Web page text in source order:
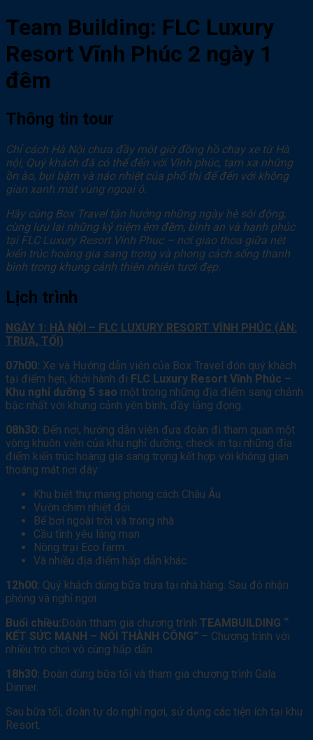
Team Building: FLC Luxury
Resort Vĩnh Phúc 2 ngày 1
đêm
Thông tin tour
Chỉ cách Hà Nội chưa đầy một giờ đồng hồ chạy xe từ Hà
nội, Quý khách đã có thể đến với Vĩnh phúc, tạm xa những
ồn ào, bụi bặm và náo nhiệt của phố thị để đến với không
gian xanh mát vùng ngoại ô.
Hãy cùng Box Travel tận hưởng những ngày hè sôi động,
cùng lưu lại những kỷ niệm êm đềm, bình an và hạnh phúc
tại FLC Luxury Resort Vinh Phuc – nơi giao thoa giữa nét
kiến trúc hoàng gia sang trọng và phong cách sống thanh
bình trong khung cảnh thiên nhiên tươi đẹp.
Lịch trình
NGÀY 1: HÀ NỘI – FLC LUXURY RESORT VĨNH PHÚC (ĂN:
TRƯA, TỐI)
07h00: Xe và Hướng dẫn viên của Box Travel đón quý khách
tại điểm hẹn, khởi hành đi FLC Luxury Resort Vĩnh Phúc –
Khu nghỉ dưỡng 5 sao một trong những địa điểm sang chảnh
bậc nhất với khung cảnh yên bình, đầy lắng đọng.
08h30: Đến nơi, hướng dẫn viên đưa đoàn đi tham quan một
vòng khuôn viên của khu nghỉ dưỡng, check in tại những địa
điểm kiến trúc hoàng gia sang trọng kết hợp với không gian
thoáng mát nơi đây:
Khu biệt thự mang phong cách Châu Âu
Vườn chim nhiệt đới
Bể bơi ngoài trời và trong nhà
Cầu tình yêu lãng mạn
Nông trại Eco farm.
Và nhiều địa điểm hấp dẫn khác
12h00: Quý khách dùng bữa trưa tại nhà hàng. Sau đó nhận
phòng và nghỉ ngơi.
Buổi chiều:Đoàn ttham gia chương trình TEAMBUILDING “
KẾT SỨC MẠNH – NỐI THÀNH CÔNG” – Chương trình với
nhiều trò chơi vô cùng hấp dẫn.
18h30: Đoàn dùng bữa tối và tham gia chương trình Gala
Dinner.
Sau bữa tối, đoàn tự do nghỉ ngơi, sử dụng các tiện ích tại khu
Resort.